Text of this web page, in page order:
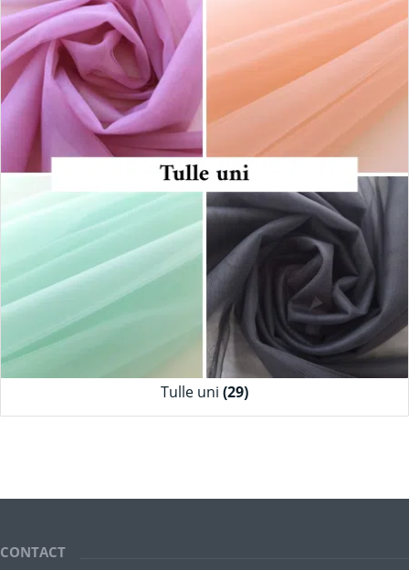
Tulle uni (29)
CONTACT